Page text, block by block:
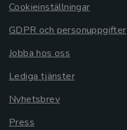
Cookieinställningar
GDPR och personuppgifter
Jobba hos oss
Lediga tjänster
Nyhetsbrev
Press